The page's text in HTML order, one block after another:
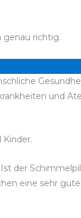
genau richtig.
und
der
eine sehr